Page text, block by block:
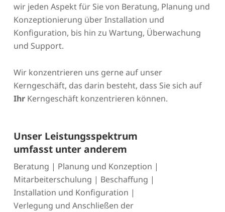
wir jeden Aspekt für Sie von Beratung, Planung und
Konzeptionierung über Installation und
Konfiguration, bis hin zu Wartung, Überwachung
und Support.
Wir konzentrieren uns gerne auf unser
Kerngeschäft, das darin besteht, dass Sie sich auf
Ihr Kerngeschäft konzentrieren können.
Unser Leistungsspektrum
umfasst unter anderem
Beratung | Planung und Konzeption |
Mitarbeiterschulung | Beschaffung |
Installation und Konfiguration |
Verlegung und Anschließen der